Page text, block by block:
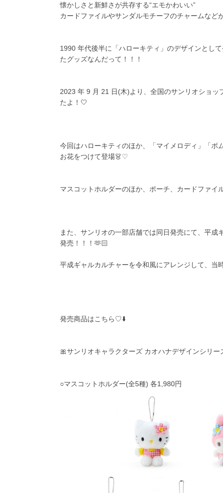
懐かしさと新鮮さが共存する“エモかわいい”
カードファイルやサンダルモチーフのチャームなど
1990 年代後半に「ハローキティ」のデザインとし
たグッズなんだって！！！
2023 年 9 月 21 日(木)より、全国のサンリオショ
たよ！🤍
今回はハローキティのほか、「マイメロディ」「
お花をつけて登場👗♡
マスコットホルダーのほか、ポーチ、カードファイ
また、サンリオの一部店舗では同日発売にて、平
発売！！！🫶🏻
平成ギャルカルチャーを令和風にアレンジして、
発売商品はこちら♡⬇️
🎀サンリオキャラクターズ カオハナデザインシリー
○マスコットホルダー(全5種) 各1,980円